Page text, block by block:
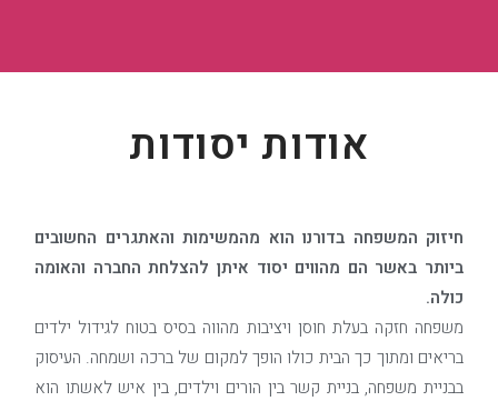
אודות יסודות
חיזוק המשפחה בדורנו הוא מהמשימות והאתגרים החשובים
ביותר באשר הם מהווים יסוד איתן להצלחת החברה והאומה
כולה.
משפחה חזקה בעלת חוסן ויציבות מהווה בסיס בטוח לגידול ילדים
בריאים ומתוך כך הבית כולו הופך למקום של ברכה ושמחה. העיסוק
בבניית משפחה, בניית קשר בין הורים וילדים, בין איש לאשתו הוא